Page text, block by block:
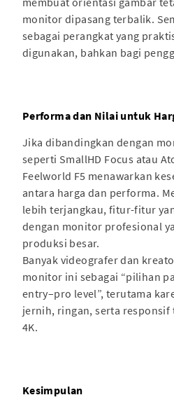
monitor dipasang terbalik.
sebagai perangkat yang
digunakan, bahkan bagi
Performa dan Nilai untuk
Jika dibandingkan dengan
seperti SmallHD Focus atau
Feelworld F5 menawarkan
antara harga dan performa.
lebih terjangkau, fitur-fitur
dengan monitor profesional
produksi besar.
Banyak videografer dan
monitor ini sebagai “pilihan
entry–pro level”, terutama
jernih, ringan, serta responsif
4K.
Kesimpulan